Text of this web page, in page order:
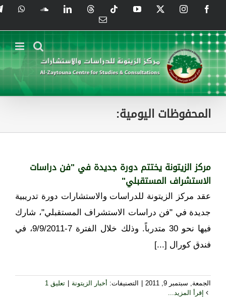
content
Facebook
Instagram
X
YouTube
Tiktok
Threads
LinkedIn
SoundCloud
Email
المحفوظات اليومية:
مركز الزيتونة يختتم دورة جديدة في "فن دراسات
الاستشراف المستقبلي"
عقد مركز الزيتونة للدراسات والاستشارات دورة تدريبية
جديدة في "فن دراسات الاستشراف المستقبلي"، شارك
فيها نحو 30 متدرباً. وذلك خلال الفترة 7-9/9/2011، في
فندق كورال [...]
الجمعة, سبتمبر 9, 2011 التصنيفات: أخبار الزيتونة
تعليق 1
إقرأ المزيد...